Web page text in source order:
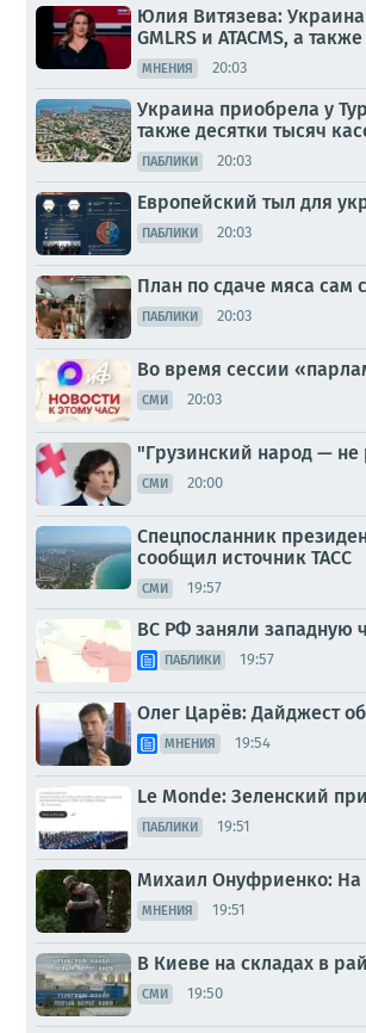
Юлия Витязева: Украина
GMLRS и ATACMS, а
МНЕНИЯ 20:03
Украина приобрела у
также десятки тысяч
ПАБЛИКИ 20:03
Европейский тыл для
ПАБЛИКИ 20:03
План по сдаче мяса сам
ПАБЛИКИ 20:03
Во время сессии
СМИ 20:03
"Грузинский народ —
СМИ 20:00
Спецпосланник
сообщил источник ТАСС
СМИ 19:57
ВС РФ заняли западную
ПАБЛИКИ 19:57
Олег Царёв: Дайджест
МНЕНИЯ 19:54
Le Monde: Зеленский
ПАБЛИКИ 19:51
Михаил Онуфриенко: На
МНЕНИЯ 19:51
В Киеве на складах в
СМИ 19:50